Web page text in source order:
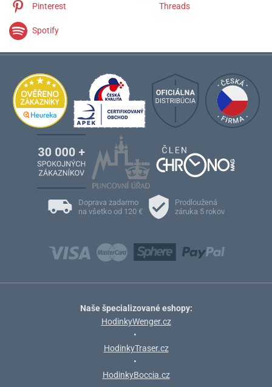
Pinterest Threads
Spotify
Doprava zadarmo
na všetko od 120 €
Prodloužená
záruka 5 rokov
Naše špecializované eshopy:
HodinkyWenger.cz
•
HodinkyTraser.cz
•
HodinkyBoccia.cz